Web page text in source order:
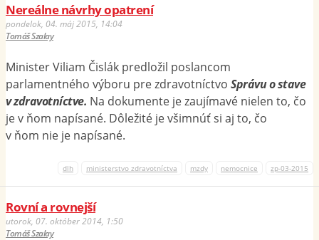
Nereálne návrhy opatrení
pondelok, 04. máj 2015, 14:04
Tomáš Szalay
Minister Viliam Čislák predložil poslancom
parlamentného výboru pre zdravotníctvo Správu o stave
v zdravotníctve. Na dokumente je zaujímavé nielen to, čo
je v ňom napísané. Dôležité je všimnúť si aj to, čo
v ňom nie je napísané.
dlh ministerstvo zdravotníctva mzdy nemocnice zp-03-2015
Rovní a rovnejší
utorok, 07. október 2014, 1:50
Tomáš Szalay